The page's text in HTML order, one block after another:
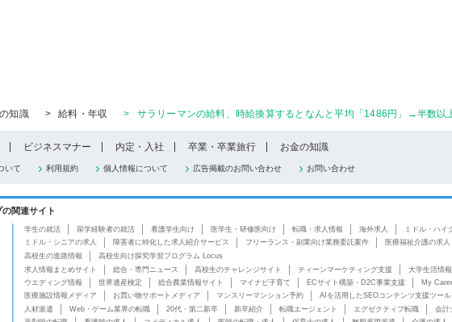
知識 > 給料・年収 > サラリーマンの給料、時給換算するとなんと平均「1486円」→半数以
ビジネスマナー 内定・入社 卒業・卒業旅行 お金の知識
いて 利用規約 個人情報について 広告掲載のお問い合わせ お問い合わせ
関連サイト
学生の就活 留学経験者の就活 看護学生向け 医学生・研修医向け 転職・求人情報 海外求人 ミドル・ハイ
ミドル・シニアの求人
障害者に特化した求人紹介サービス フリーランス・副業向け業務委託案件
医療福祉介護の求人
高校生の進路情報
高校生向け探究学習プログラム Locus
求人情報まとめサイト 総合・専門ニュース 高校生のチャレンジサイト ティーンマーケティング支援 大学生活情報
ウエディング情報
世界遺産検定 総合農業情報サイト マイナビ子育て ECサイト構築・D2C事業支援 My
医療施設情報メディア
お買い物サポートメディア マンスリーマンション予約 AIを活用したSEOコンテンツ支援ツール
人材派遣 Web・ゲーム業界の転職 20代・第二新卒 新卒紹介 転職エージェント エグゼクティブ転職 会計